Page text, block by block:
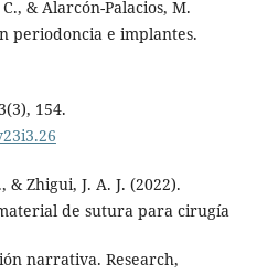
& Alarcón-Palacios, M.
periodoncia e implantes.
154.
& Zhigui, J. A. J. (2022).
de sutura para cirugía
narrativa. Research,